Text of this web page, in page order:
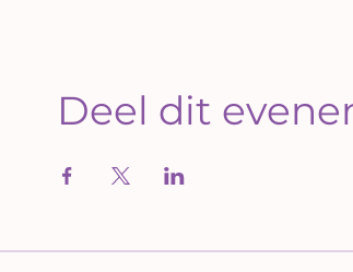
Deel dit